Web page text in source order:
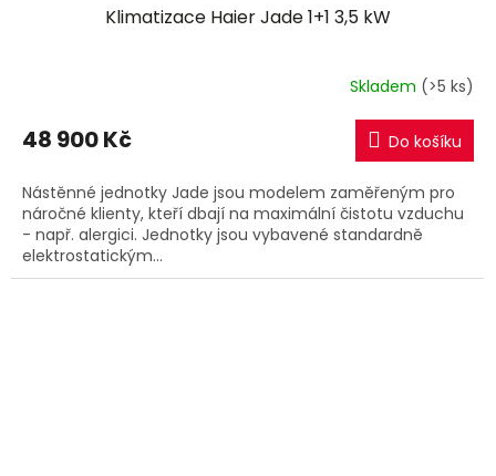
Klimatizace Haier Jade 1+1 3,5 kW
Skladem (>5 ks)
48 900 Kč Do košíku
Nástěnné jednotky Jade jsou modelem zaměřeným pro
náročné klienty, kteří dbají na maximální čistotu vzduchu
- např. alergici. Jednotky jsou vybavené standardně
elektrostatickým...